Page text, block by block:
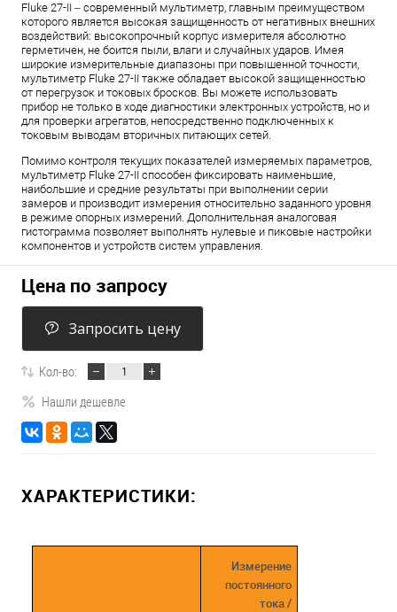
Fluke 27-II – современный мультиметр, главным преимуществом
которого является высокая защищенность от негативных внешних
воздействий: высокопрочный корпус измерителя абсолютно
герметичен, не боится пыли, влаги и случайных ударов. Имея
широкие измерительные диапазоны при повышенной точности,
мультиметр Fluke 27-II также обладает высокой защищенностью
от перегрузок и токовых бросков. Вы можете использовать
прибор не только в ходе диагностики электронных устройств, но и
для проверки агрегатов, непосредственно подключенных к
токовым выводам вторичных питающих сетей.
Помимо контроля текущих показателей измеряемых параметров,
мультиметр Fluke 27-II способен фиксировать наименьшие,
наибольшие и средние результаты при выполнении серии
замеров и производит измерения относительно заданного уровня
в режиме опорных измерений. Дополнительная аналоговая
гистограмма позволяет выполнять нулевые и пиковые настройки
компонентов и устройств систем управления.
Цена по запросу
Запросить цену
Кол-во:
Нашли дешевле
ХАРАКТЕРИСТИКИ:
Измерение
постоянного
тока /